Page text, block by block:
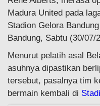
Madura United pada
Stadion Gelora
Bandung, Sabtu (30/07/
Menurut pelatih asal
asuhnya dipastikan
tersebut, pasalnya tim
bermain kembali di